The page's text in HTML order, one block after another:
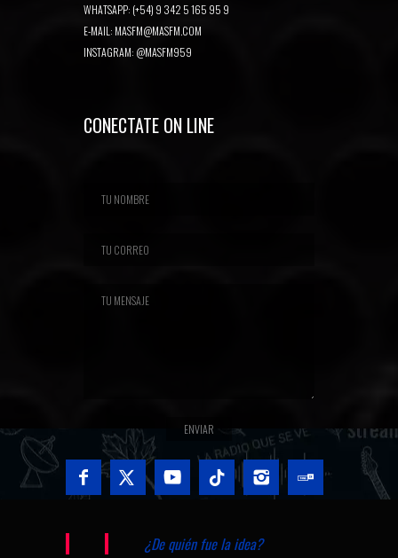
WHATSAPP: (+54) 9 342 5 165 95 9
E-MAIL: MASFM@MASFM.COM
INSTAGRAM: @MASFM959
CONECTATE ON LINE
¿De quién fue la idea?